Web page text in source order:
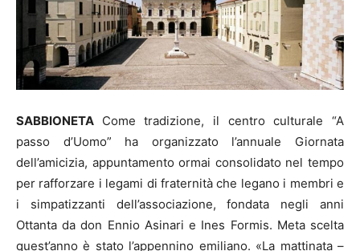
SABBIONETA Come tradizione, il centro culturale “A
passo d’Uomo” ha organizzato l’annuale Giornata
dell’amicizia, appuntamento ormai consolidato nel tempo
per rafforzare i legami di fraternità che legano i membri e
i simpatizzanti dell’associazione, fondata negli anni
Ottanta da don Ennio Asinari e Ines Formis. Meta scelta
quest’anno è stato l’appennino emiliano. «La mattinata –